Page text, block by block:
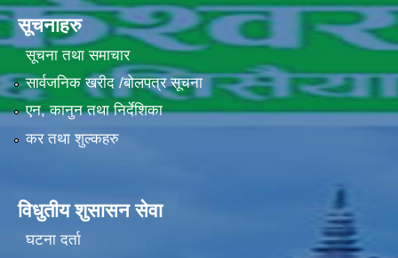
सूचनाहरु
सूचना तथा समाचार
सार्वजनिक खरीद /बोलपत्र सूचना
एन, कानुन तथा निर्देशिका
कर तथा शुल्कहरु
विधुतीय शुसासन सेवा
घटना दर्ता